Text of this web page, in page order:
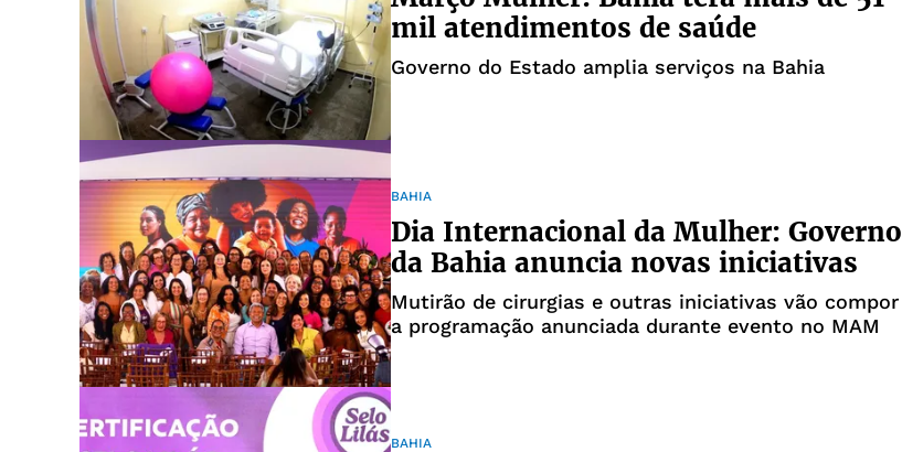
mil atendimentos de saúde
Governo do Estado amplia serviços na Bahia
BAHIA
Dia Internacional da Mulher: Governo
da Bahia anuncia novas iniciativas
Mutirão de cirurgias e outras iniciativas vão compor
a programação anunciada durante evento no MAM
BAHIA